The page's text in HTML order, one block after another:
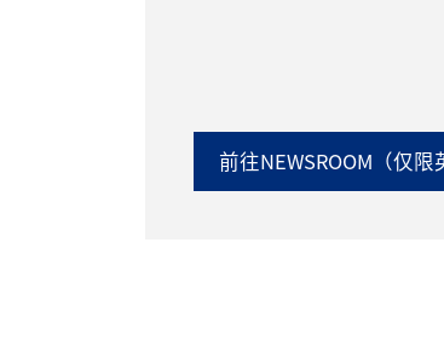
前往NEWSROOM（仅限